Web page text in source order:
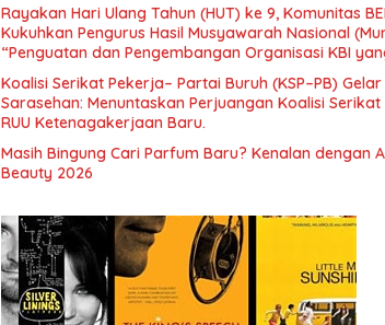
Rayakan Hari Ulang Tahun (HUT) ke 9, Komunitas
Kukuhkan Pengurus Hasil Musyawarah Nasional
“Penguatan dan Pengembangan Organisasi KBI
Indonesia dan Mancanegara”.
Koalisi Serikat Pekerja– Partai Buruh (KSP–PB)
Sarasehan: Menuntaskan Perjuangan Koalisi
RUU Ketenagakerjaan Baru.
Masih Bingung Cari Parfum Baru? Kenalan dengan
Beauty 2026